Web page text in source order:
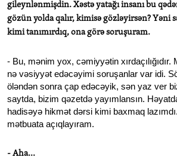
gileynlənmişdin. Xəstə yatağı insanı bu
gözün yolda qalır, kimisə gözləyirsən? Yəni
kimi tanımırdıq, ona görə soruşuram.
- Bu, mənim yox, cəmiyyətin
nə vəsiyyət edəcəyimi soruşanlar var idi.
öləndən sonra çap edəcəyik, sən yaz ver
saytda, bizim qəzetdə yayımlansın.
hadisəyə hikmət dərsi kimi baxmaq
mətbuata açıqlayıram.
- Aha...